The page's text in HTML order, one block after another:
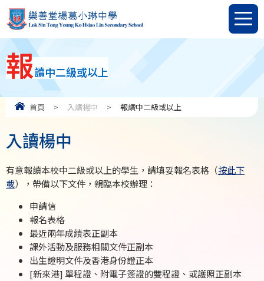
報讀中二級或以上
首頁 > 入讀楊中 > 報讀中二級或以上
入讀楊中
有意報讀本校中二級或以上的學生，請填妥報名表格（按此下
載），帶備以下文件，親臨本校辦理：
申請信
報名表格
最近兩年成績表正副本
課外活動及服務相關文件正副本
出生證明文件及香港身份證正本
[新來港] 單程證、附電子簽證的雙程證、或護照正副本